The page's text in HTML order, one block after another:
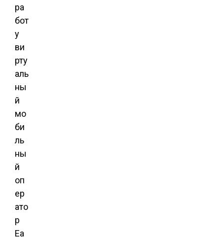
ра
бот
у
ви
рту
аль
ны
й
мо
би
ль
ны
й
оп
ер
ато
р
Ea